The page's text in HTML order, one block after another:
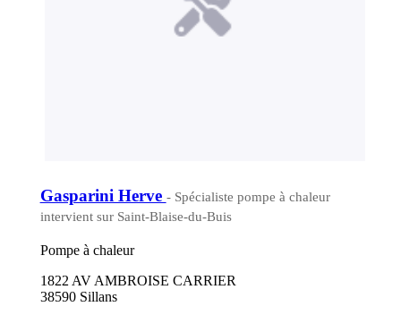
Gasparini Herve - Spécialiste pompe à chaleur
intervient sur Saint-Blaise-du-Buis
Pompe à chaleur
1822 AV AMBROISE CARRIER
38590 Sillans